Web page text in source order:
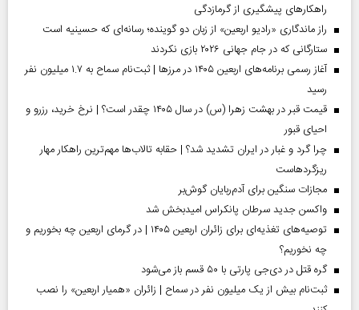
راهکارهای پیشگیری از گرمازدگی
راز ماندگاری «رادیو اربعین» از زبان دو گوینده؛ رسانه‌ای که حسینیه است
ستارگانی که در جام جهانی ۲۰۲۶ بازی نکردند
آغاز رسمی برنامه‌های اربعین ۱۴۰۵ در مرز‌ها | ثبت‌نام سماح به ۱.۷ میلیون نفر
رسید
قیمت قبر در بهشت زهرا (س) در سال ۱۴۰۵ چقدر است؟ | نرخ خرید، رزرو و
احیای قبور
چرا گرد و غبار در ایران تشدید شد؟ | حقابه تالاب‌ها مهم‌ترین راهکار مهار
ریزگردهاست
مجازات سنگین برای آدم‌ربایان گوش‌بر
واکسن جدید سرطان پانکراس امیدبخش شد
توصیه‌های تغذیه‌ای برای زائران اربعین ۱۴۰۵ | در گرمای اربعین چه بخوریم و
چه نخوریم؟
گره قتل در دی‌جی پارتی با ۵۰ قسم باز می‌شود
ثبت‌نام بیش از یک میلیون نفر در سماح | زائران «همیار اربعین» را نصب